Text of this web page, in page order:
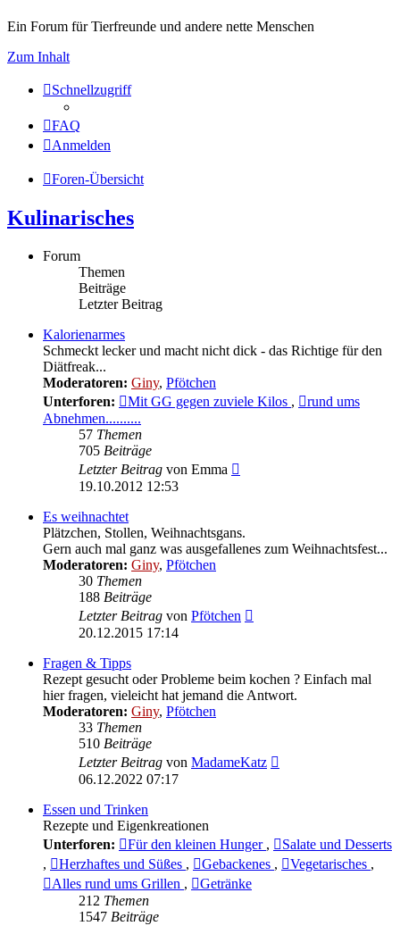
Ein Forum für Tierfreunde und andere nette Menschen
Zum Inhalt
Schnellzugriff
FAQ
Anmelden
Foren-Übersicht
Kulinarisches
Forum
Themen
Beiträge
Letzter Beitrag
Kalorienarmes
Schmeckt lecker und macht nicht dick - das Richtige für den
Diätfreak...
Moderatoren: Giny, Pfötchen
Unterforen:
Mit GG gegen zuviele Kilos ,
rund ums
Abnehmen..........
57 Themen
705 Beiträge
Letzter Beitrag von Emma
19.10.2012 12:53
Es weihnachtet
Plätzchen, Stollen, Weihnachtsgans.
Gern auch mal ganz was ausgefallenes zum Weihnachtsfest...
Moderatoren: Giny, Pfötchen
30 Themen
188 Beiträge
Letzter Beitrag von Pfötchen
20.12.2015 17:14
Fragen & Tipps
Rezept gesucht oder Probleme beim kochen ? Einfach mal
hier fragen, vieleicht hat jemand die Antwort.
Moderatoren: Giny, Pfötchen
33 Themen
510 Beiträge
Letzter Beitrag von MadameKatz
06.12.2022 07:17
Essen und Trinken
Rezepte und Eigenkreationen
Unterforen:
Für den kleinen Hunger ,
Salate und Desserts
,
Herzhaftes und Süßes , Gebackenes , Vegetarisches ,
Alles rund ums Grillen ,
Getränke
212 Themen
1547 Beiträge